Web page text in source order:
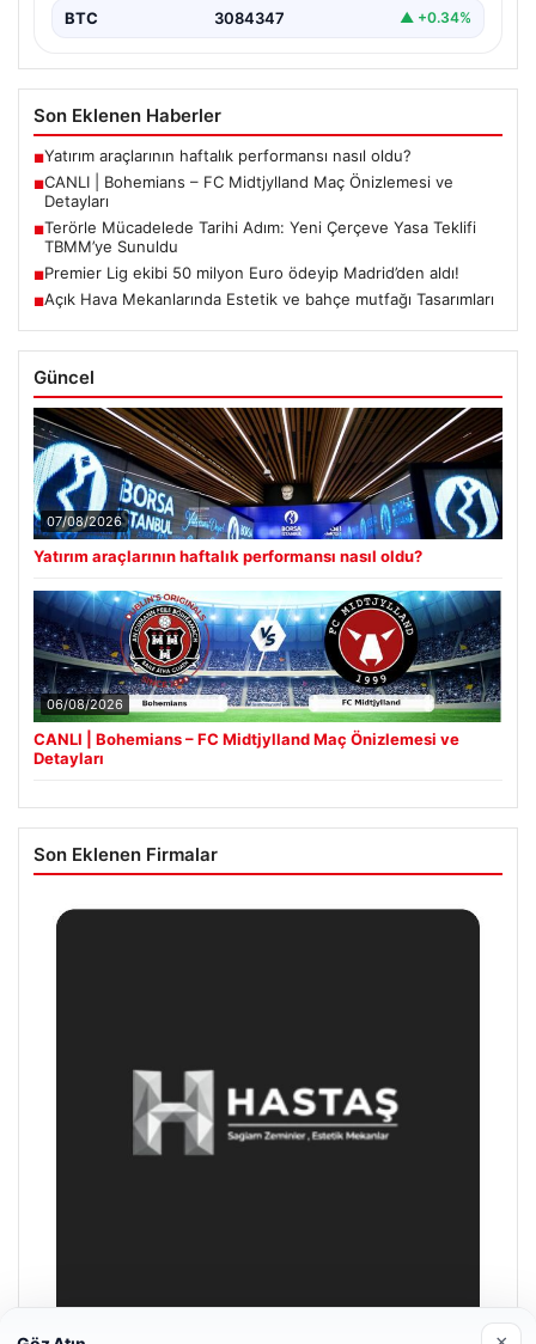
BTC 3084347 ▲ +0.34%
Son Eklenen Haberler
■Yatırım araçlarının haftalık performansı nasıl oldu?
■CANLI | Bohemians – FC Midtjylland Maç Önizlemesi ve
Detayları
■Terörle Mücadelede Tarihi Adım: Yeni Çerçeve Yasa Teklifi
TBMM’ye Sunuldu
■Premier Lig ekibi 50 milyon Euro ödeyip Madrid’den aldı!
■Açık Hava Mekanlarında Estetik ve bahçe mutfağı Tasarımları
Güncel
07/08/2026
Yatırım araçlarının haftalık performansı nasıl oldu?
06/08/2026
CANLI | Bohemians – FC Midtjylland Maç Önizlemesi ve
Detayları
Son Eklenen Firmalar